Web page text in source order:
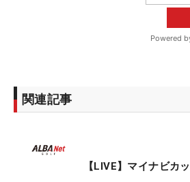
関連記事
【LIVE】マイナビカ